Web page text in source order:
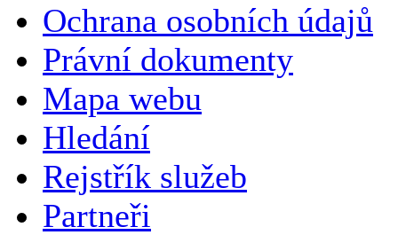
SPOLEČNOST / ORGANIZACE
E-MAILOVÁ ADRESA
TELEFON
Ochrana osobních údajů
Právní dokumenty
Mapa webu
Hledání
Rejstřík služeb
Partneři